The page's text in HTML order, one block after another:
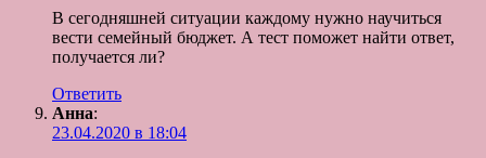
В сегодняшней ситуации каждому нужно научиться
вести семейный бюджет. А тест поможет найти ответ,
получается ли?
Ответить
Анна:
23.04.2020 в 18:04